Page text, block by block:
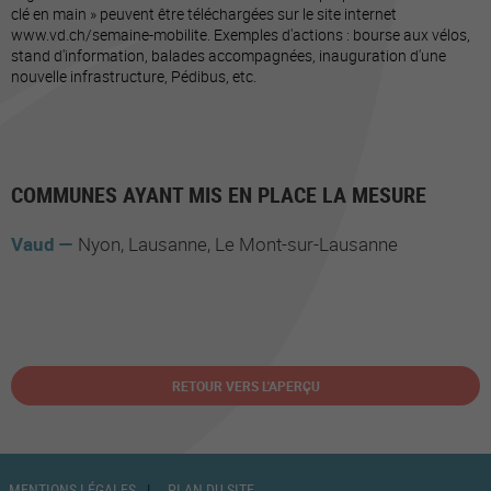
clé en main » peuvent être téléchargées sur le site internet
www.vd.ch/semaine-mobilite. Exemples d'actions : bourse aux vélos,
stand d'information, balades accompagnées, inauguration d'une
nouvelle infrastructure, Pédibus, etc.
COMMUNES AYANT MIS EN PLACE LA MESURE
Vaud Nyon Lausanne Le Mont-sur-Lausanne
RETOUR VERS L'APERÇU